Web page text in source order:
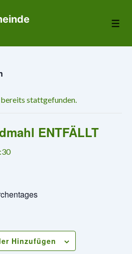
stattgefunden.
ENTFÄLLT
Hinzufügen